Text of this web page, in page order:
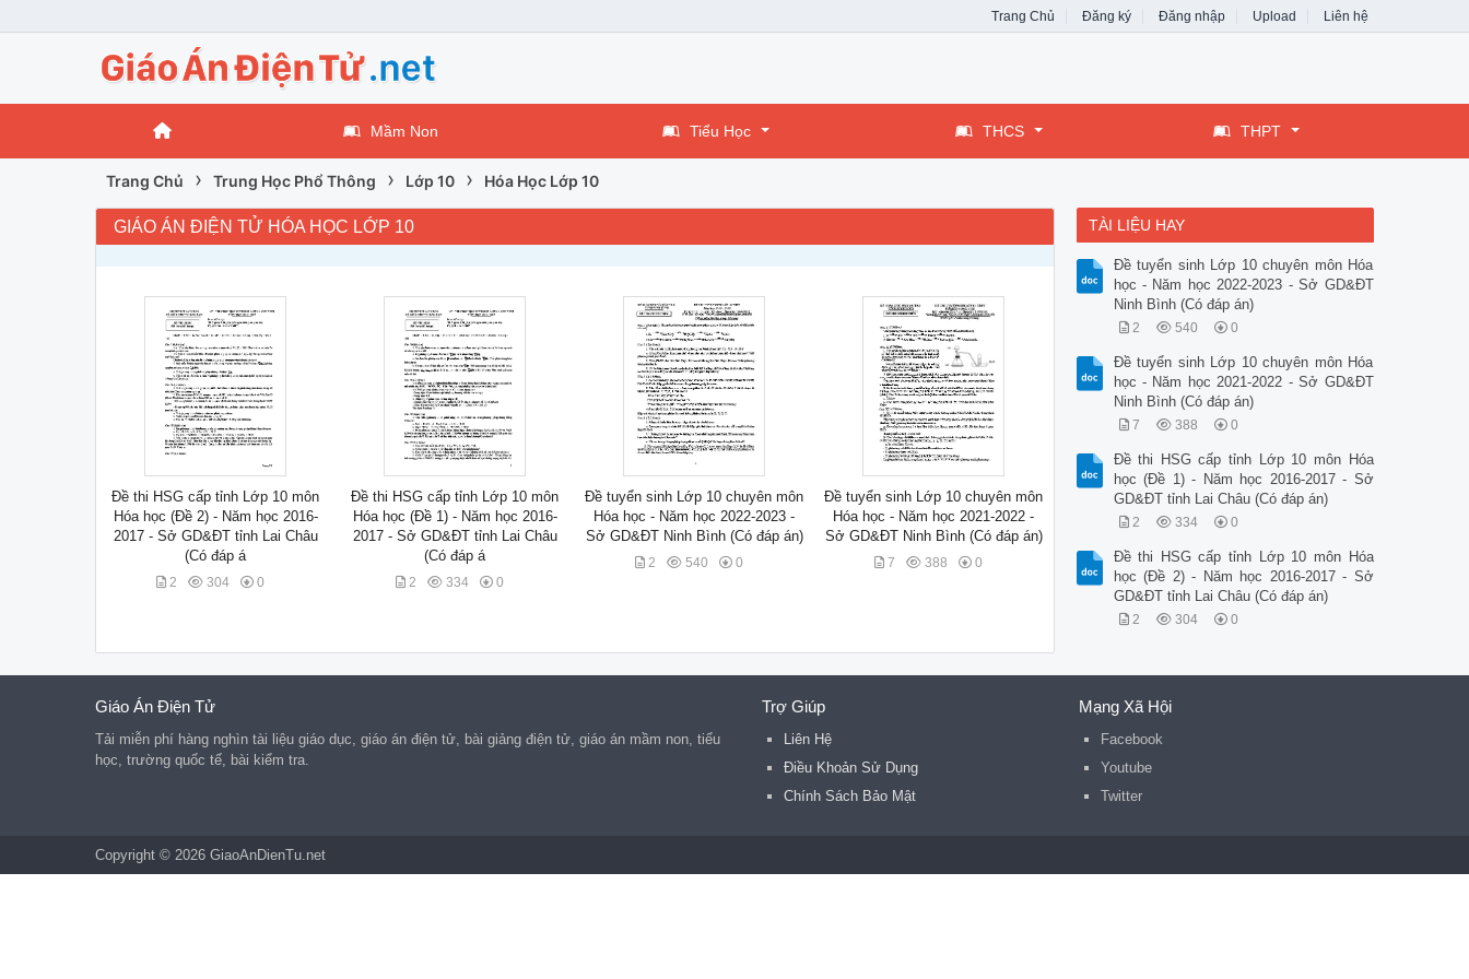
Trang Chủ Đăng ký Đăng nhập Upload Liên hệ
Mầm Non Tiểu Học THCS THPT
Trang Chủ › Trung Học Phổ Thông › Lớp 10 › Hóa Học Lớp 10
GIÁO ÁN ĐIỆN TỬ HÓA HỌC LỚP 10
Đề thi HSG cấp tỉnh Lớp 10 môn
Hóa học (Đề 2) - Năm học 2016-
2017 - Sở GD&ĐT tỉnh Lai Châu
(Có đáp á
2 304 0
Đề thi HSG cấp tỉnh Lớp 10 môn
Hóa học (Đề 1) - Năm học 2016-
2017 - Sở GD&ĐT tỉnh Lai Châu
(Có đáp á
2 334 0
Đề tuyển sinh Lớp 10 chuyên môn
Hóa học - Năm học 2022-2023 -
Sở GD&ĐT Ninh Bình (Có đáp án)
2 540 0
Đề tuyển sinh Lớp 10 chuyên môn
Hóa học - Năm học 2021-2022 -
Sở GD&ĐT Ninh Bình (Có đáp án)
7 388 0
TÀI LIỆU HAY
Đề tuyển sinh Lớp 10 chuyên môn Hóa
học - Năm học 2022-2023 - Sở GD&ĐT
Ninh Bình (Có đáp án)
2 540 0
Đề tuyển sinh Lớp 10 chuyên môn Hóa
học - Năm học 2021-2022 - Sở GD&ĐT
Ninh Bình (Có đáp án)
7 388 0
Đề thi HSG cấp tỉnh Lớp 10 môn Hóa
học (Đề 1) - Năm học 2016-2017 - Sở
GD&ĐT tỉnh Lai Châu (Có đáp án)
2 334 0
Đề thi HSG cấp tỉnh Lớp 10 môn Hóa
học (Đề 2) - Năm học 2016-2017 - Sở
GD&ĐT tỉnh Lai Châu (Có đáp án)
2 304 0
Giáo Án Điện Tử
Tải miễn phí hàng nghìn tài liệu giáo dục, giáo án điện tử, bài giảng điện tử, giáo án mầm non, tiểu
học, trường quốc tế, bài kiểm tra.
Trợ Giúp
Liên Hệ
Điều Khoản Sử Dụng
Chính Sách Bảo Mật
Mạng Xã Hội
Facebook
Youtube
Twitter
Copyright © 2026 GiaoAnDienTu.net